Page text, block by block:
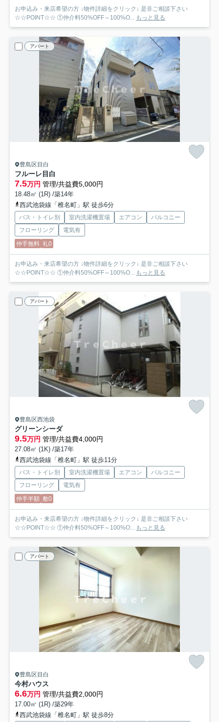
お申込み・来店希望の方 ↓物件詳細をクリック↓ 是非ご相談下さい
☆☆POINT☆☆ ①仲介料50%OFF～100%O...
もっと見る
アパート
豊島区目白
フルーレ目白
7.5万円 管理/共益費5,000円
18.48㎡ (1R) /築14年
西武池袋線「椎名町」駅 徒歩6分
バス・トイレ別 室内洗濯機置場 エアコン
バルコニー
フローリング
電気有
仲手無料 礼0
お申込み・来店希望の方 ↓物件詳細をクリック↓ 是非ご相談下さい
☆☆POINT☆☆ ①仲介料50%OFF～100%O...
もっと見る
アパート
豊島区西池袋
グリーンシーダ
9.5万円 管理/共益費4,000円
27.08㎡ (1K) /築17年
西武池袋線「椎名町」駅 徒歩11分
バス・トイレ別 室内洗濯機置場 エアコン
バルコニー
フローリング
電気有
仲手半額 敷0
お申込み・来店希望の方 ↓物件詳細をクリック↓ 是非ご相談下さい
☆☆POINT☆☆ ①仲介料50%OFF～100%O...
もっと見る
アパート
豊島区目白
今村ハウス
6.6万円 管理/共益費2,000円
17.00㎡ (1R) /築29年
西武池袋線「椎名町」駅 徒歩8分